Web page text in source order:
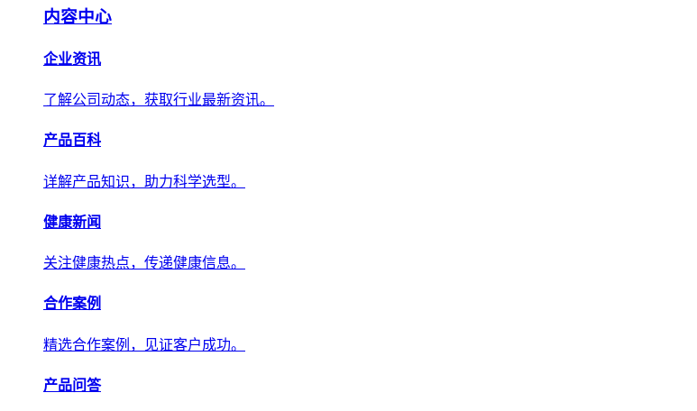
了解公司动态，获取行业最新资讯。
产品百科
详解产品知识，助力科学选型。
健康新闻
关注健康热点，传递权威健康信息。
合作案例
精选合作案例，见证客户成功。
产品问答
常见问题解答，快速找到所需信息。
关于我们